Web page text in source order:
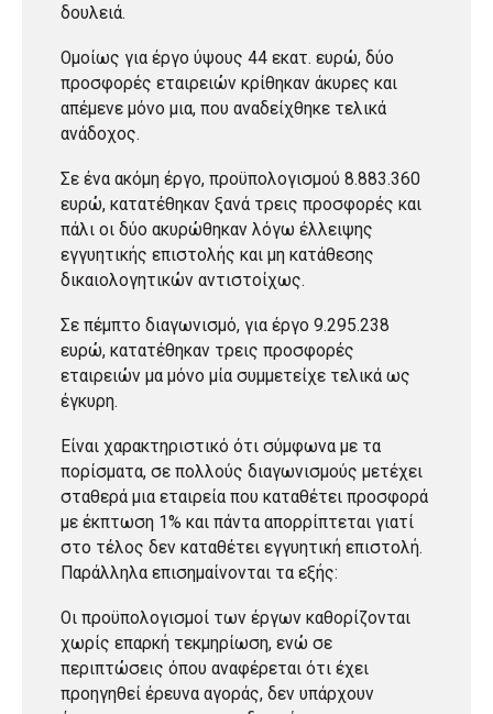
δουλειά.
Ομοίως για έργο ύψους 44 εκατ. ευρώ, δύο
προσφορές εταιρειών κρίθηκαν άκυρες και
απέμενε μόνο μια, που αναδείχθηκε τελικά
ανάδοχος.
Σε ένα ακόμη έργο, προϋπολογισμού 8.883.360
ευρώ, κατατέθηκαν ξανά τρεις προσφορές και
πάλι οι δύο ακυρώθηκαν λόγω έλλειψης
εγγυητικής επιστολής και μη κατάθεσης
δικαιολογητικών αντιστοίχως.
Σε πέμπτο διαγωνισμό, για έργο 9.295.238
ευρώ, κατατέθηκαν τρεις προσφορές
εταιρειών μα μόνο μία συμμετείχε τελικά ως
έγκυρη.
Είναι χαρακτηριστικό ότι σύμφωνα με τα
πορίσματα, σε πολλούς διαγωνισμούς μετέχει
σταθερά μια εταιρεία που καταθέτει προσφορά
με έκπτωση 1% και πάντα απορρίπτεται γιατί
στο τέλος δεν καταθέτει εγγυητική επιστολή.
Παράλληλα επισημαίνονται τα εξής:
Οι προϋπολογισμοί των έργων καθορίζονται
χωρίς επαρκή τεκμηρίωση, ενώ σε
περιπτώσεις όπου αναφέρεται ότι έχει
προηγηθεί έρευνα αγοράς, δεν υπάρχουν